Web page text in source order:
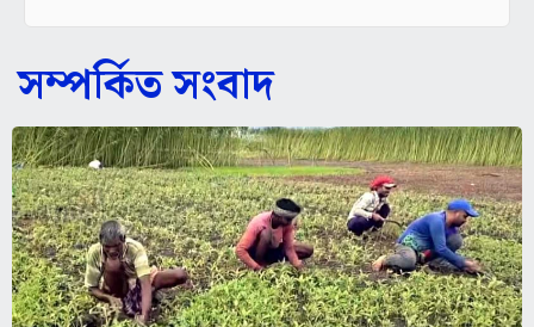
সম্পর্কিত সংবাদ